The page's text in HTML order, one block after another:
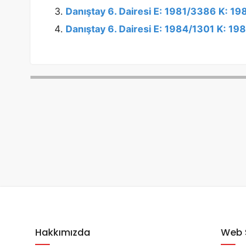
Danıştay 6. Dairesi E: 1981/3386 K:
Danıştay 6. Dairesi E: 1984/1301 K:
Hakkımızda Web